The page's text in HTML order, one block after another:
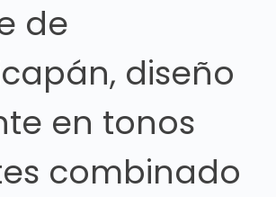
de
diseño
en tonos
combinado